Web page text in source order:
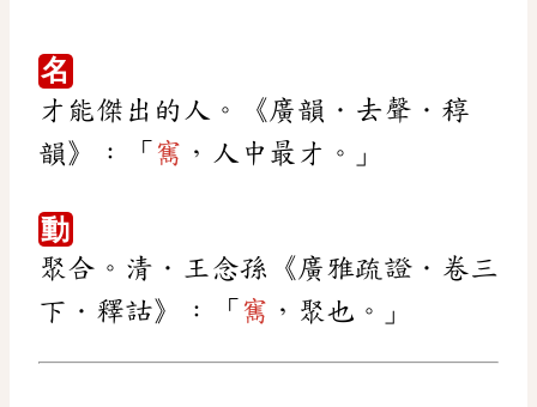
名
才能傑出的人。《廣韻．去聲．稕
韻》：「 寯 ，人中最才。」
動
聚合。清．王念孫《廣雅疏證．卷三
下．釋詁》：「 寯 ，聚也。」